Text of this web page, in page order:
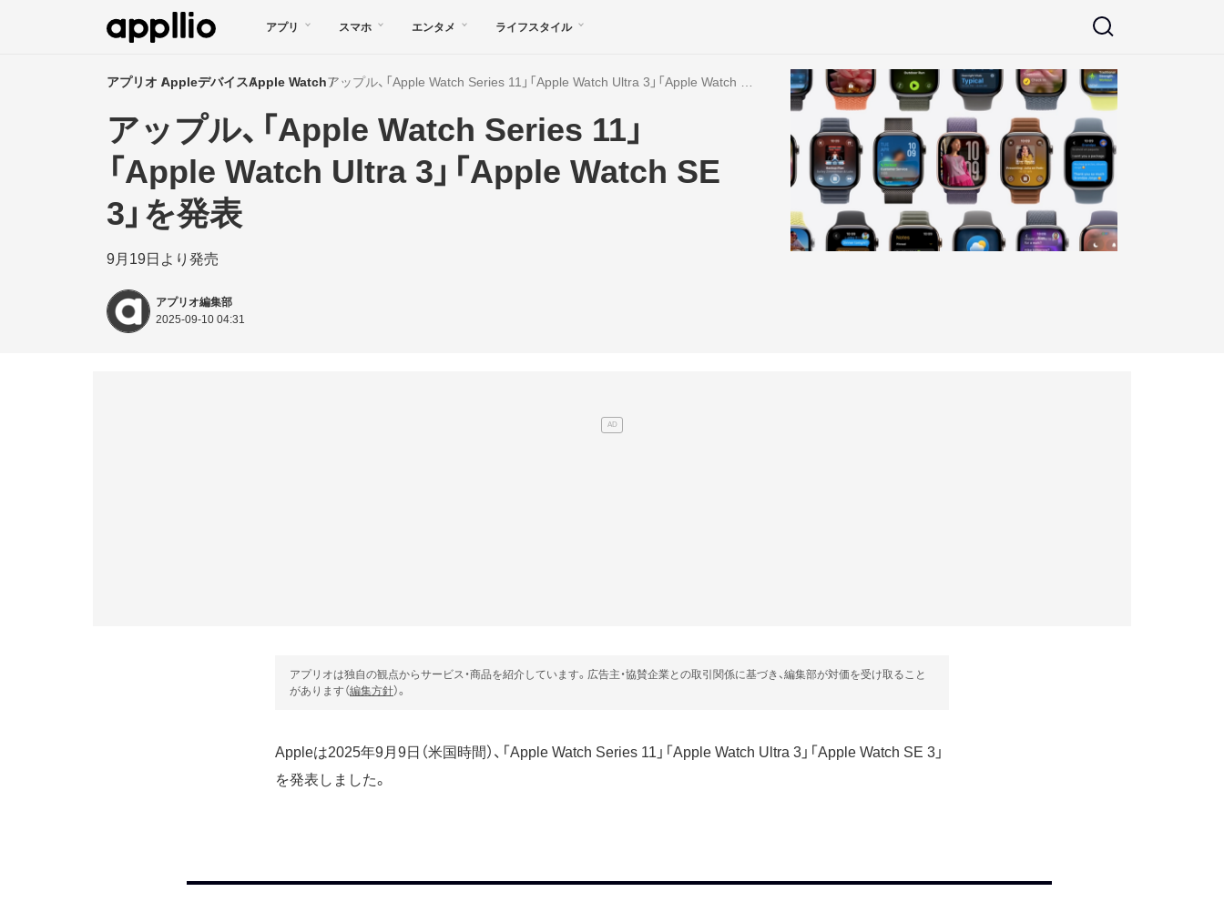
アプリ スマホ エンタメ ライフスタイル
アプリオ AppleデバイスApple Watch
アップル、「Apple Watch Series 11」
「Apple Watch Ultra 3」「Apple Watch SE
3」を発表
9月19日より発売
アプリオ編集部
2025-09-10 04:31
アプリオは独自の観点からサービス・商品を紹介しています。広告主・協賛企業との取引関係に基づき、編集部が対価を受け取ること
があります（編集方針）。
Appleは2025年9月9日（米国時間）、「Apple Watch Series 11」「Apple Watch Ultra 3」「Apple Watch SE 3」
を発表しました。